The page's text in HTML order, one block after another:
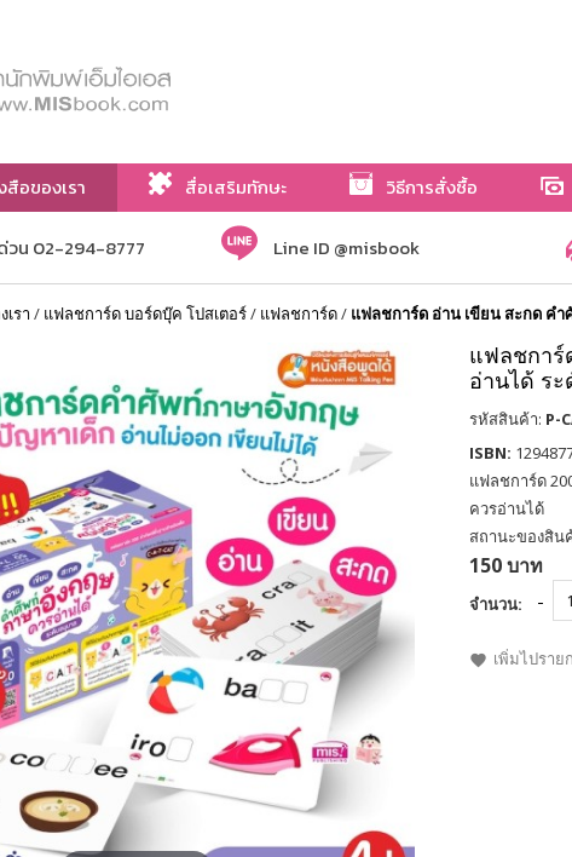
สือของเรา สื่อเสริมทักษะ วิธีการสั่งซื้อ
วน 02-294-8777 Line ID @misbook
รา / แฟลชการ์ด บอร์ดบุ๊ค โปสเตอร์/ แฟลชการ์ด/ แฟลชการ์ด อ่าน เขียน สะกด ค
แฟลชการ์
อ่านได้ ร
รหัสสินค้า: P-
ISBN:
แฟลชการ์ด
ควรอ่านได้
สถานะของสิน
150 บาท
จำนวน:
เพิ่มไปราย